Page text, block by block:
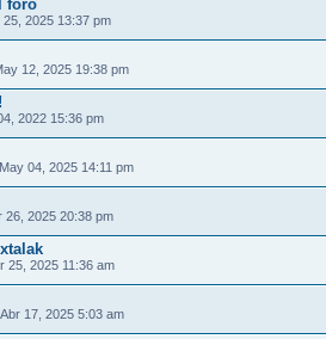
foro
2025 13:37 pm
12, 2025 19:38 pm
2022 15:36 pm
04, 2025 14:11 pm
26, 2025 20:38 pm
25, 2025 11:36 am
17, 2025 5:03 am